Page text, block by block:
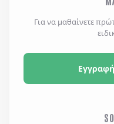
Για να μαθαίνετε